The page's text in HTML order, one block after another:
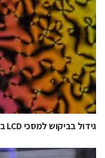
גידול בביקוש למסכי LCD בעלי תאורת LED אחורית